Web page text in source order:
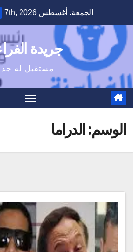
content
الجمعة. أغسطس 7th, 2026
جريدة
مستقبل له
الوسم: الدراما